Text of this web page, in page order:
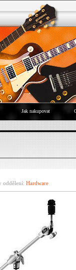
Jak nakupovat
oddělení: Hardware